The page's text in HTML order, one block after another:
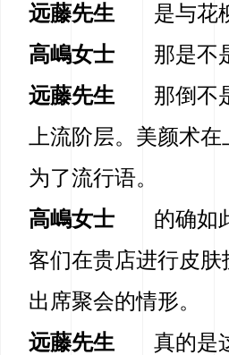
远藤先生
是与花
高嶋女士
那是不
远藤先生
那倒不
上流阶层。美颜术
为了流行语。
高嶋女士
的确如
客们在贵店进行皮
出席聚会的情形。
远藤先生
真的是